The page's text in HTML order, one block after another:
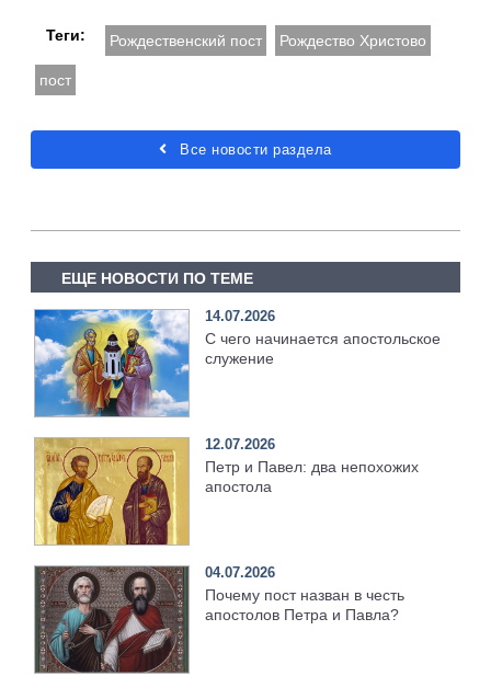
Теги: Рождественский пост Рождество Христово
пост
Все новости раздела
ЕЩЕ НОВОСТИ ПО ТЕМЕ
14.07.2026
С чего начинается апостольское
служение
12.07.2026
Петр и Павел: два непохожих
апостола
04.07.2026
Почему пост назван в честь
апостолов Петра и Павла?